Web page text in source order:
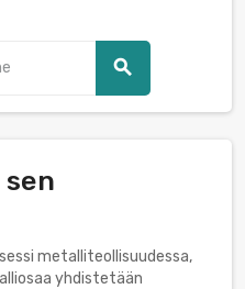
search
metalliteollisuudessa,
yhdistetään